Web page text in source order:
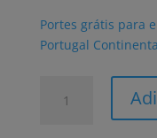
Portes grátis para
Portugal